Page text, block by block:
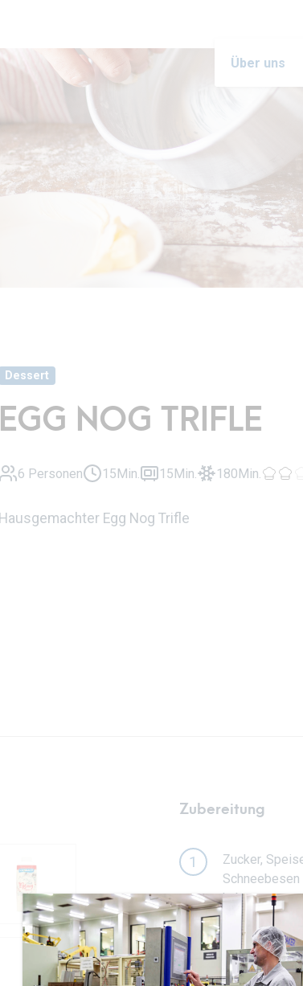
Über uns
Dessert
EGG NOG TRIFLE
6 Personen 15Min. 15Min. 180Min.
Hausgemachter Egg Nog Trifle
Zubereitung
1
Zucker,
haben.
2
Hitze auf
und an der